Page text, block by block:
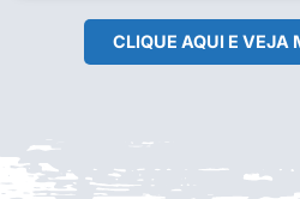
CLIQUE AQUI E VEJA